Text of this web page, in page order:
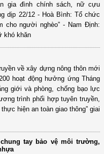
gia đình chính sách, nữ cựu
dịp 22/12 - Hoà Bình: Tổ chức
cho người nghèo” - Nam Định:
khó khăn
về xây dựng nông thôn mới
hoạt động hưởng ứng Tháng
giới và phòng, chống bạo lực
trình phối hợp tuyên truyền,
hiện an toàn giao thông” giai
tay bảo vệ môi trường,